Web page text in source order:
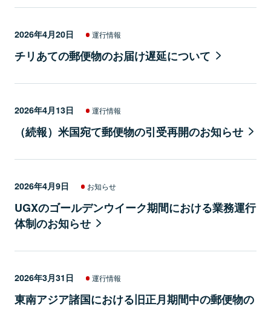
2026年4月20日 運行情報
チリあての郵便物のお届け遅延について
2026年4月13日 運行情報
（続報）米国宛て郵便物の引受再開のお知らせ
2026年4月9日 お知らせ
UGXのゴールデンウイーク期間における業務運行
体制のお知らせ
2026年3月31日 運行情報
東南アジア諸国における旧正月期間中の郵便物の